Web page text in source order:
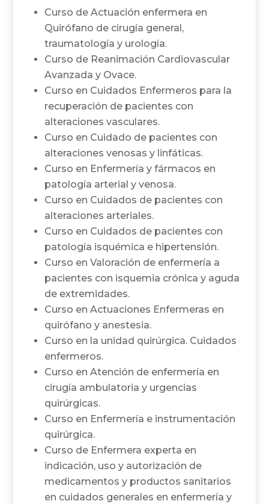
Curso de Actuación enfermera en
Quirófano de cirugía general,
traumatología y urología.
Curso de Reanimación Cardiovascular
Avanzada y Ovace.
Curso en Cuidados Enfermeros para la
recuperación de pacientes con
alteraciones vasculares.
Curso en Cuidado de pacientes con
alteraciones venosas y linfáticas.
Curso en Enfermería y fármacos en
patología arterial y venosa.
Curso en Cuidados de pacientes con
alteraciones arteriales.
Curso en Cuidados de pacientes con
patología isquémica e hipertensión.
Curso en Valoración de enfermería a
pacientes con isquemia crónica y aguda
de extremidades.
Curso en Actuaciones Enfermeras en
quirófano y anestesia.
Curso en la unidad quirúrgica. Cuidados
enfermeros.
Curso en Atención de enfermería en
cirugía ambulatoria y urgencias
quirúrgicas.
Curso en Enfermería e instrumentación
quirúrgica.
Curso de Enfermera experta en
indicación, uso y autorización de
medicamentos y productos sanitarios
en cuidados generales en enfermería y